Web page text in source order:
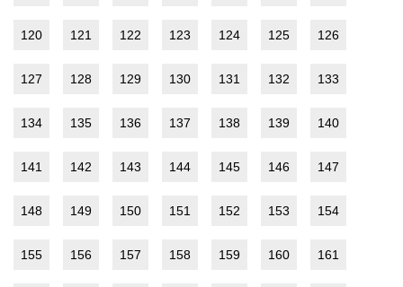
120 121 122 123 124 125 126
127 128 129 130 131 132 133
134 135 136 137 138 139 140
141 142 143 144 145 146 147
148 149 150 151 152 153 154
155 156 157 158 159 160 161